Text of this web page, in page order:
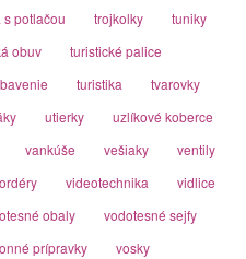
s potlačou trojkolky
tuniky
obuv
turistické palice
turistika
tvarovky
utierky
uzlíkové koberce
vankúše vešiaky
ventily
videotechnika
vidlice
obaly
vodotesné sejfy
prípravky
vosky